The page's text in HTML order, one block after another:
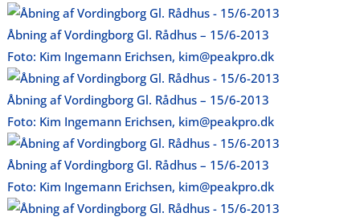
Åbning af Vordingborg Gl. Rådhus – 15/6-2013
Foto: Kim Ingemann Erichsen, kim@peakpro.dk
Åbning af Vordingborg Gl. Rådhus – 15/6-2013
Foto: Kim Ingemann Erichsen, kim@peakpro.dk
Åbning af Vordingborg Gl. Rådhus – 15/6-2013
Foto: Kim Ingemann Erichsen, kim@peakpro.dk